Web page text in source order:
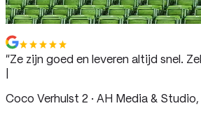
Creative project lead Banny.io
“Ze zijn goed en leveren altijd snel.
Coco Verhulst 2 · AH Media &